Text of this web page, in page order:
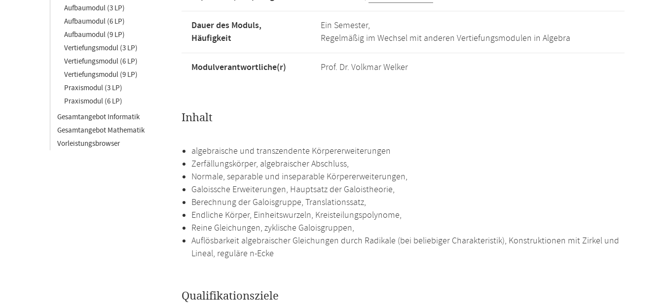
Aufbaumodul (3 LP)
Aufbaumodul (6 LP)
Aufbaumodul (9 LP)
Vertiefungsmodul (3 LP)
Vertiefungsmodul (6 LP)
Vertiefungsmodul (9 LP)
Praxismodul (3 LP)
Praxismodul (6 LP)
Gesamtangebot Informatik
Gesamtangebot Mathematik
Vorleistungsbrowser
Dauer des Moduls,
Häufigkeit
Ein Semester,
Regelmäßig im Wechsel mit anderen Vertiefungsmodulen in Algebra
Modulverantwortliche(r) Prof. Dr. Volkmar Welker
Inhalt
algebraische und transzendente Körpererweiterungen
Zerfällungskörper, algebraischer Abschluss,
Normale, separable und inseparable Körpererweiterungen,
Galoissche Erweiterungen, Hauptsatz der Galoistheorie,
Berechnung der Galoisgruppe, Translationssatz,
Endliche Körper, Einheitswurzeln, Kreisteilungspolynome,
Reine Gleichungen, zyklische Galoisgruppen,
Auflösbarkeit algebraischer Gleichungen durch Radikale (bei beliebiger Charakteristik), Konstruktionen mit Zirkel und
Lineal, reguläre n-Ecke
Qualifikationsziele